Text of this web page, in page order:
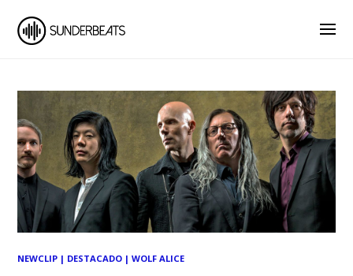
NEWCLIP | DESTACADO |WOLF ALICE